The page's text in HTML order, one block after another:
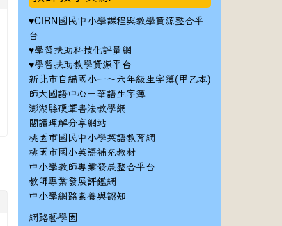
♥CIRN國民中小學課程與教學資源整合平
台
♥學習扶助科技化評量網
♥學習扶助教學資源平台
新北市自編國小一～六年級生字簿(甲乙本)
師大國語中心－華語生字簿
澎湖縣硬筆書法教學網
閱讀理解分享網站
桃園市國民中小學英語教育網
桃園市國小英語補充教材
中小學教師專業發展整合平台
教師專業發展評鑑網
中小學網路素養與認知
網路藝學園